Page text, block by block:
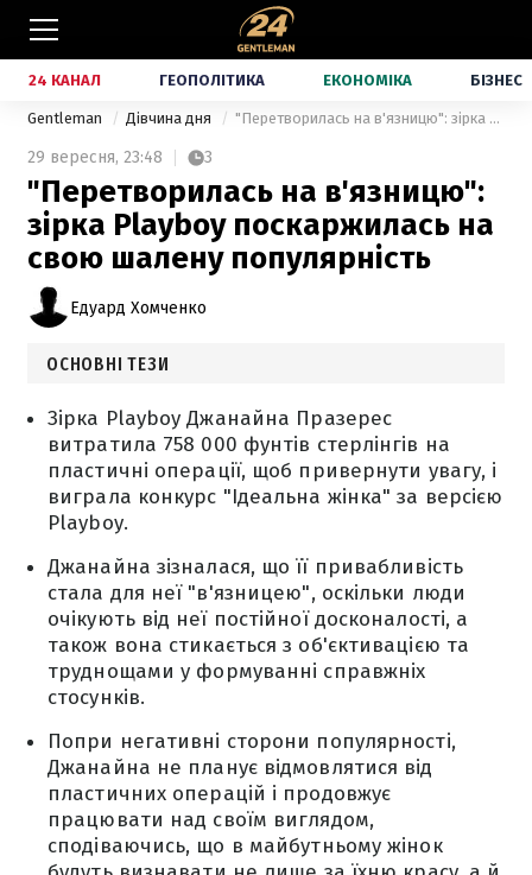
24 КАНАЛ ГЕОПОЛІТИКА ЕКОНОМІКА БІЗНЕС
Gentleman Дівчина дня "Перетворилась на в'язницю": зірка Playboy поскаржилась на свою шалену популярність
29 вересня, 23:48 3
"Перетворилась на в'язницю":
зірка Playboy поскаржилась на
свою шалену популярність
Едуард Хомченко
ОСНОВНІ ТЕЗИ
Зірка Playboy Джанайна Празерес
витратила 758 000 фунтів стерлінгів на
пластичні операції, щоб привернути увагу, і
виграла конкурс "Ідеальна жінка" за версією
Playboy.
Джанайна зізналася, що її привабливість
стала для неї "в'язницею", оскільки люди
очікують від неї постійної досконалості, а
також вона стикається з об'єктивацією та
труднощами у формуванні справжніх
стосунків.
Попри негативні сторони популярності,
Джанайна не планує відмовлятися від
пластичних операцій і продовжує
працювати над своїм виглядом,
сподіваючись, що в майбутньому жінок